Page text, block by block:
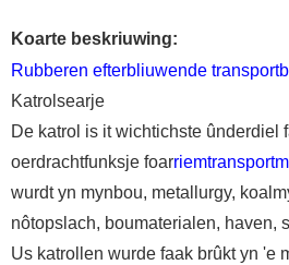
Koarte beskriuwing:
Rubberen efterbliuwende
Katrolsearje
De katrol is it wichtichste ûnderdiel
oerdrachtfunksje foar
wurdt yn mynbou, metallurgy,
nôtopslach, boumaterialen, haven,
Us katrollen wurde faak brûkt yn 'e